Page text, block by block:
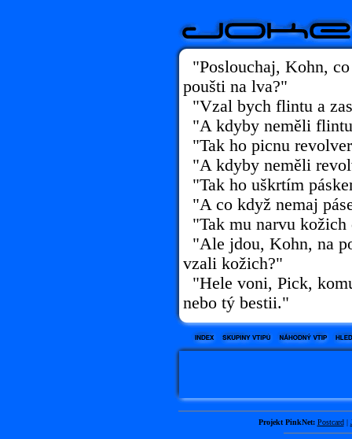
"Poslouchaj, Kohn,
poušti na lva?"
"Vzal bych flintu a
"A kdyby neměli
"Tak ho picnu
"A kdyby neměli
"Tak ho uškrtím
"A co když nemaj
"Tak mu narvu
"Ale jdou, Kohn, na
vzali kožich?"
"Hele voni, Pick,
nebo tý bestii."
Projekt PinkNet: Postcard|